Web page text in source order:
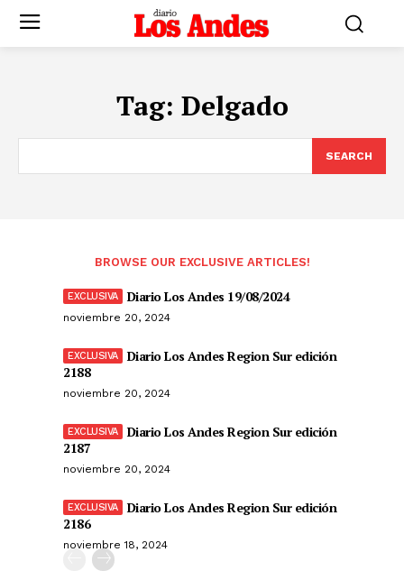
Tag: Delgado
SEARCH
BROWSE OUR EXCLUSIVE ARTICLES!
Diario Los Andes 19/08/2024
noviembre 20, 2024
Diario Los Andes Region Sur edición
2188
noviembre 20, 2024
Diario Los Andes Region Sur edición
2187
noviembre 20, 2024
Diario Los Andes Region Sur edición
2186
noviembre 18, 2024